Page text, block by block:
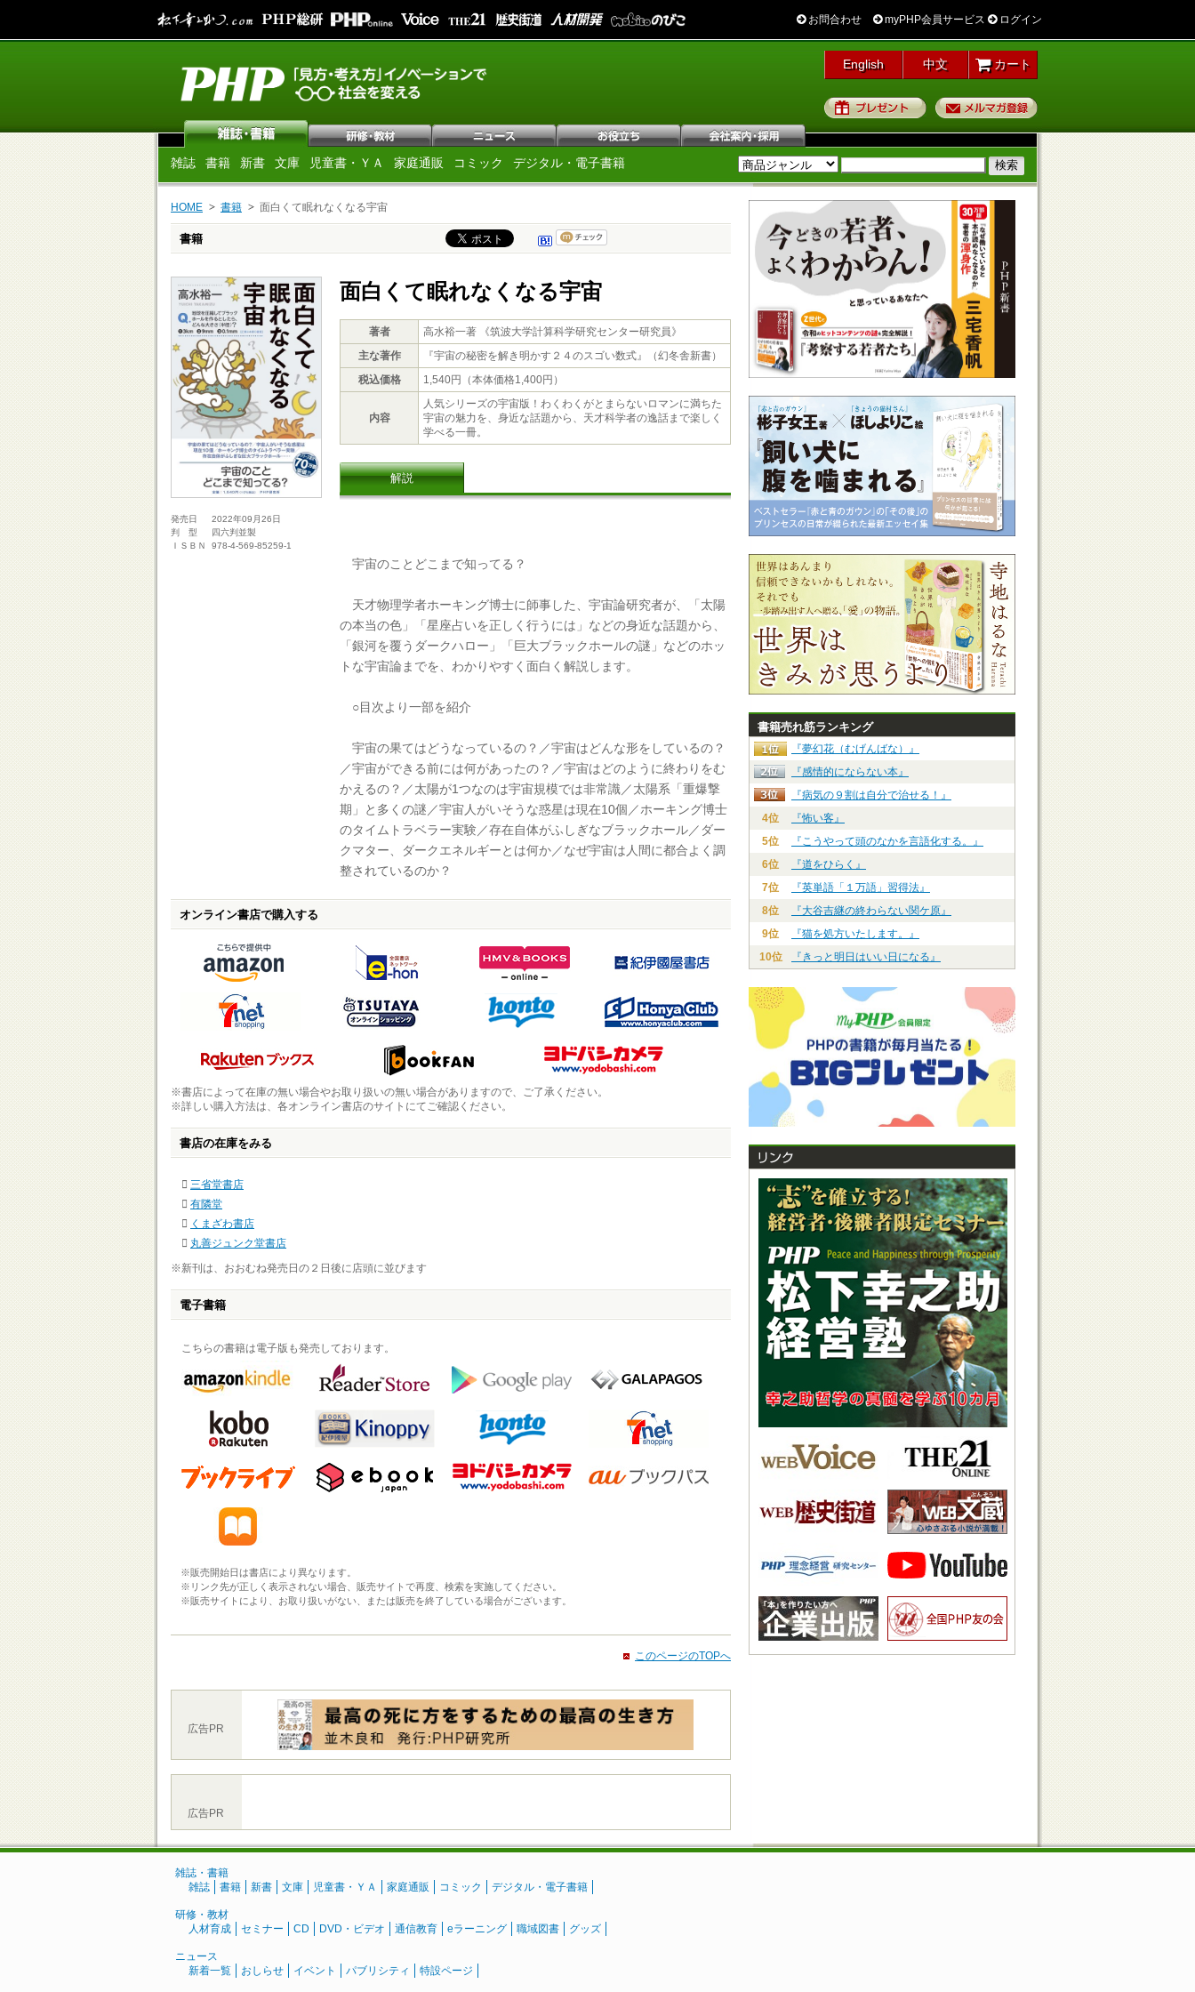
お問合わせ myPHP会員サービス ログイン
English 中文 カート
プレゼント
雑誌 書籍 新書 文庫 児童書・ＹＡ 家庭通販 コミック デジタル・電子書籍
HOME 書籍 面白くて眠れなくなる宇宙
書籍
発売日
2022年09月26日
判 型
四六判並製
ＩＳＢＮ
978-4-569-85259-1
面白くて眠れなくなる宇宙
著者
高水裕一著 《筑波大学計算科学研究センター研究員》
主な著作
『宇宙の秘密を解き明かす２４のスゴい数式』（幻冬舎新書）
税込価格
1,540円（本体価格1,400円）
内容
人気シリーズの宇宙版！わくわくがとまらないロマンに満ちた
宇宙の魅力を、身近な話題から、天才科学者の逸話まで楽しく
学べる一冊。
解説
宇宙のことどこまで知ってる？
天才物理学者ホーキング博士に師事した、宇宙論研究者が、「太陽
の本当の色」「星座占いを正しく行うには」などの身近な話題から、
「銀河を覆うダークハロー」「巨大ブラックホールの謎」などのホッ
トな宇宙論までを、わかりやすく面白く解説します。
○目次より一部を紹介
宇宙の果てはどうなっているの？／宇宙はどんな形をしているの？
／宇宙ができる前には何があったの？／宇宙はどのように終わりをむ
かえるの？／太陽が1つなのは宇宙規模では非常識／太陽系「重爆撃
期」と多くの謎／宇宙人がいそうな惑星は現在10個／ホーキング博士
のタイムトラベラー実験／存在自体がふしぎなブラックホール／ダー
クマター、ダークエネルギーとは何か／なぜ宇宙は人間に都合よく調
整されているのか？
オンライン書店で購入する
※書店によって在庫の無い場合やお取り扱いの無い場合がありますので、ご了承ください。
※詳しい購入方法は、各オンライン書店のサイトにてご確認ください。
書店の在庫をみる
三省堂書店
有隣堂
くまざわ書店
丸善ジュンク堂書店
※新刊は、おおむね発売日の２日後に店頭に並びます
電子書籍
こちらの書籍は電子版も発売しております。
※販売開始日は書店により異なります。
※リンク先が正しく表示されない場合、販売サイトで再度、検索を実施してください。
※販売サイトにより、お取り扱いがない、または販売を終了している場合がございます。
このページのTOPへ
広告PR
広告PR
書籍売れ筋ランキング
『夢幻花（むげんばな）』
『感情的にならない本』
『病気の９割は自分で治せる！』
4位
『怖い客』
5位
『こうやって頭のなかを言語化する。』
6位
『道をひらく』
7位
『英単語「１万語」習得法』
8位
『大谷吉継の終わらない関ケ原』
9位
『猫を処方いたします。』
10位
『きっと明日はいい日になる』
雑誌・書籍
雑誌
書籍 新書 文庫 児童書・ＹＡ 家庭通販 コミック デジタル・電子書籍
研修・教材
人材育成
セミナー CD DVD・ビデオ 通信教育 eラーニング 職域図書 グッズ
ニュース
新着一覧
おしらせ イベント パブリシティ 特設ページ